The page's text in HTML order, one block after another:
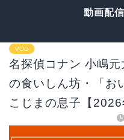
動画配
VOD
名探偵コナン 小嶋
の食いしん坊・「お
こじまの息子【2026